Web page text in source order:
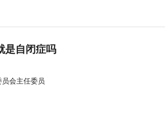
是自闭症吗
会主任委员